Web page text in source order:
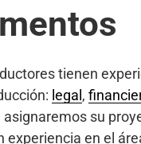
tienen
legal ,
su
experiencia en el